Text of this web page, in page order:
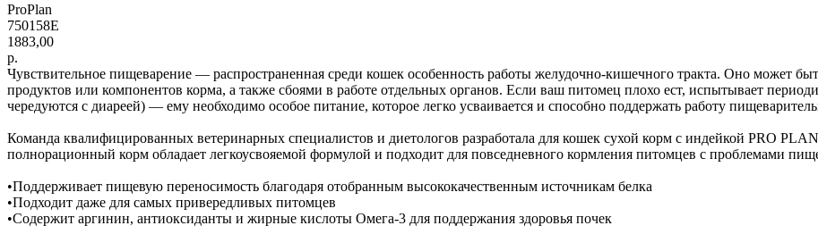
ProPlan
750158E
1883,00
р.
Чувствительное пищеварение — распространенная среди кошек особенность работы желудочно-кишечного тракта. Оно может
продуктов или компонентов корма, а также сбоями в работе отдельных органов. Если ваш питомец плохо ест, испытывает
чередуются с диареей) — ему необходимо особое питание, которое легко усваивается и способно поддержать работу
Команда квалифицированных ветеринарных специалистов и диетологов разработала для кошек сухой корм с индейкой PRO
полнорационный корм обладает легкоусвояемой формулой и подходит для повседневного кормления питомцев с проблемами
•Поддерживает пищевую переносимость благодаря отобранным высококачественным источникам белка
•Подходит даже для самых привередливых питомцев
•Содержит аргинин, антиоксиданты и жирные кислоты Омега-3 для поддержания здоровья почек